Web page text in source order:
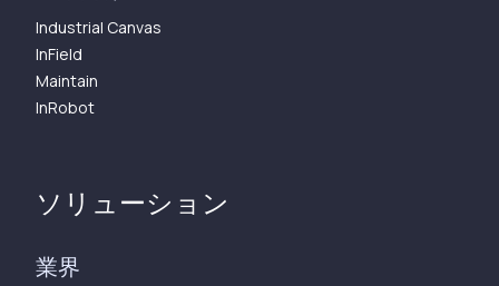
Industrial Canvas
InField
Maintain
InRobot
ソリューション
業界